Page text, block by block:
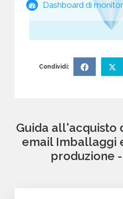
Dashboard di
Condividi:
Guida all'acquisto
email Imballaggi
produzione